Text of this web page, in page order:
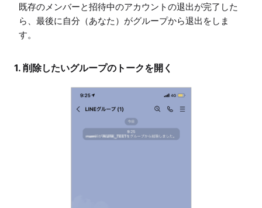
既存のメンバーと招待中のアカウントの退出が完了した
ら、最後に自分（あなた）がグループから退出をしま
す。
1. 削除したいグループのトークを開く